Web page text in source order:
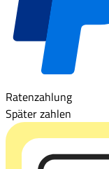
Ratenzahlung
Später zahlen